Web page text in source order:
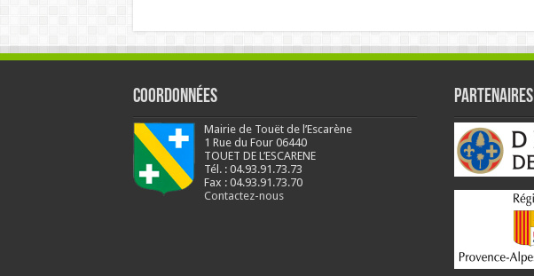
Coordonnées
Mairie de Touët de l’Escarène
1 Rue du Four 06440
TOUET DE L’ESCARENE
Tél. : 04.93.91.73.73
Fax : 04.93.91.73.70
Contactez-nous
Partenaires